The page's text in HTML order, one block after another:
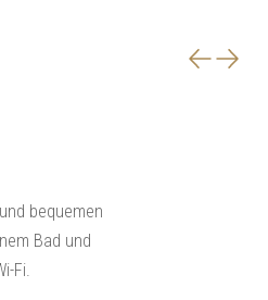
bequemen
Bad und
Fi.